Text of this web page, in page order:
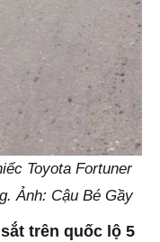
Toyota Fortuner
Ảnh: Cậu Bé Gầy
trên quốc lộ 5